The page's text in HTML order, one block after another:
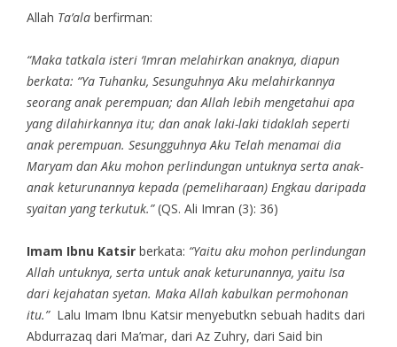
Allah Ta’alaberfirman:
“Maka tatkala isteri ‘Imran melahirkan anaknya, diapun
berkata: “Ya Tuhanku, Sesunguhnya Aku melahirkannya
seorang anak perempuan; dan Allah lebih mengetahui apa
yang dilahirkannya itu; dan anak laki-laki tidaklah seperti
anak perempuan. Sesungguhnya Aku Telah menamai dia
Maryam dan Aku mohon perlindungan untuknya serta anak-
anak keturunannya kepada (pemeliharaan) Engkau daripada
syaitan yang terkutuk.”(QS. Ali Imran (3): 36)
Imam Ibnu Katsirberkata: “Yaitu aku mohon perlindungan
Allah untuknya, serta untuk anak keturunannya, yaitu Isa
dari kejahatan syetan. Maka Allah kabulkan permohonan
itu.” Lalu Imam Ibnu Katsir menyebutkn sebuah hadits dari
Abdurrazaq dari Ma’mar, dari Az Zuhry, dari Said bin